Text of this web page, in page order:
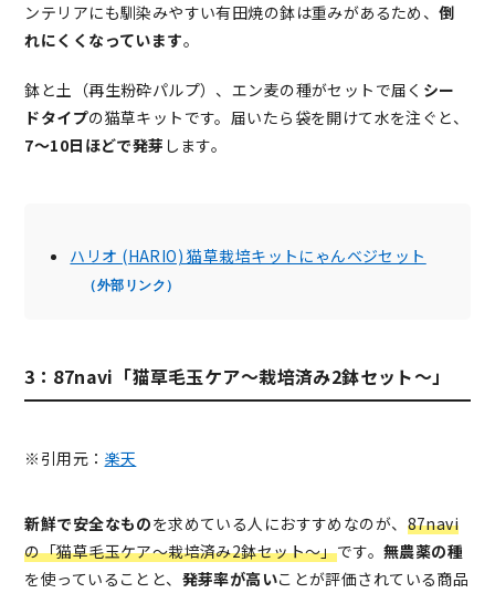
ンテリアにも馴染みやすい有田焼の鉢は重みがあるため、倒
れにくくなっています。
鉢と土（再生粉砕パルプ）、エン麦の種がセットで届く シー
ドタイプの猫草キットです。届いたら袋を開けて水を注ぐと、
7～10日ほどで発芽 します。
ハリオ (HARIO) 猫草栽培キットにゃんベジセット
（外部リンク）
3：87navi「猫草毛玉ケア～栽培済み2鉢セット～」
※引用元： 楽天
新鮮で安全なものを求めている人におすすめなのが、 87navi
の「猫草毛玉ケア～栽培済み2鉢セット～」です。無農薬の種
を使っていることと、 発芽率が高いことが評価されている商品